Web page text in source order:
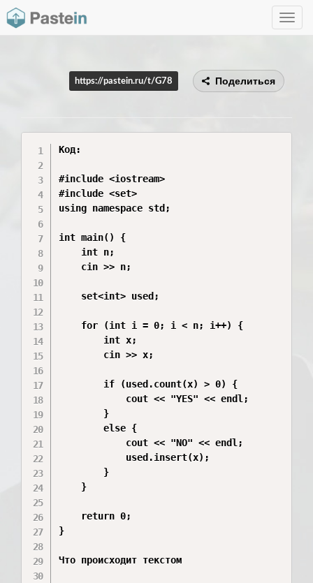
Toggle
https://pastein.ru/t/G78 Поделиться
Код:
#include <iostream>
#include <set>
using namespace std;
int main() {
    int n;
    cin >> n;
    set<int> used;
    for (int i = 0; i < n; i++) {
        int x;
        cin >> x;
        if (used.count(x) > 0) {
            cout << "YES" << endl;
        }
        else {
            cout << "NO" << endl;
            used.insert(x);
        }
    }
    return 0;
}
Что происходит текстом